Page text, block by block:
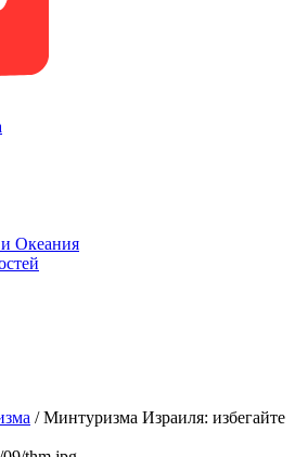
Океания
/Минтуризма Израиля: избегайте